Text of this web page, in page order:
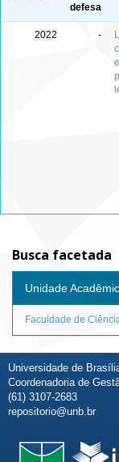
defesa
2022 -
Busca facetada
Unidade
Faculdade de
Universidade de
Coordenadoria de
(61) 3107-2683
repositorio@unb.br